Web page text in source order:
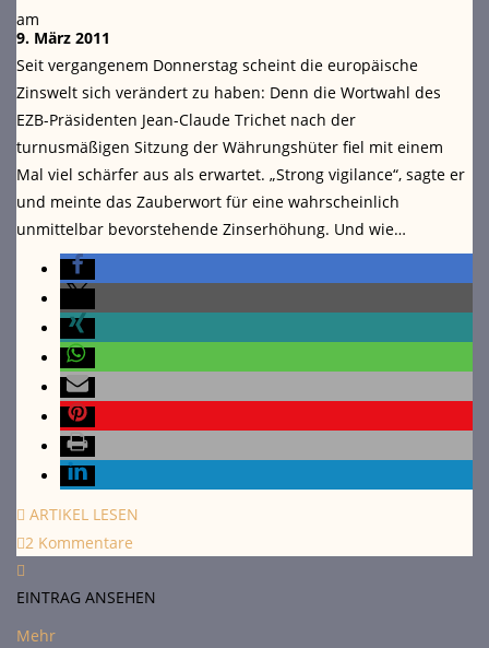
am
9. März 2011
Seit vergangenem Donnerstag scheint die europäische
Zinswelt sich verändert zu haben: Denn die Wortwahl des
EZB-Präsidenten Jean-Claude Trichet nach der
turnusmäßigen Sitzung der Währungshüter fiel mit einem
Mal viel schärfer aus als erwartet. „Strong vigilance“, sagte er
und meinte das Zauberwort für eine wahrscheinlich
unmittelbar bevorstehende Zinserhöhung. Und wie…
ARTIKEL LESEN
2 Kommentare
EINTRAG ANSEHEN
Mehr